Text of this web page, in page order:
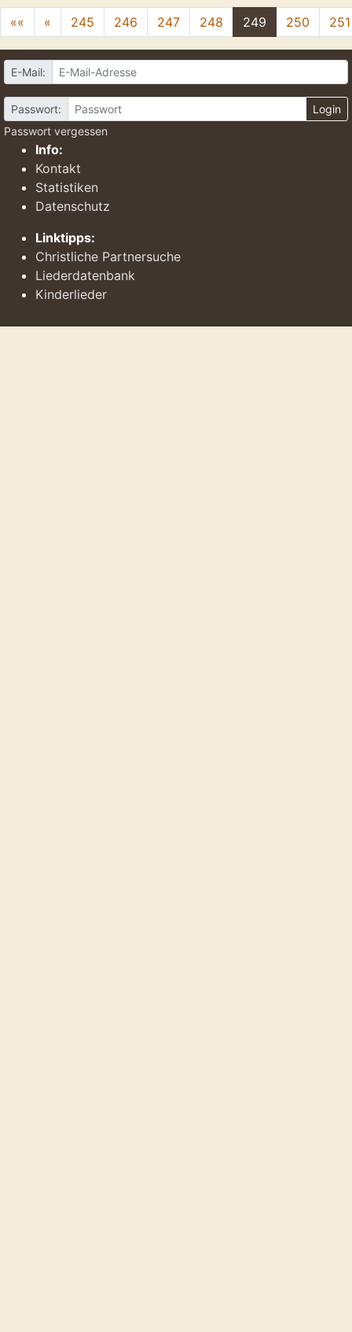
«« « 245 246 247 248 249 250 251
E-Mail:
Passwort:
Login
Passwort vergessen
Info:
Kontakt
Statistiken
Datenschutz
Linktipps:
Christliche Partnersuche
Liederdatenbank
Kinderlieder